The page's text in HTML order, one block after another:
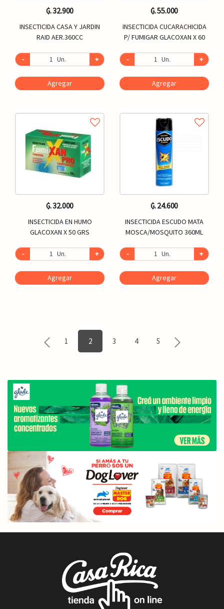
₲. 32.900
INSECTICIDA CASA Y JARDIN
RAID AER.360CC
- Un. +
Agregar
₲. 55.000
INSECTICIDA CUCARACHICIDA
P/ FUMIGAR GLACOXAN X 60
- Un. +
Agregar
₲. 32.000
INSECTICIDA EN HUMO
GLACOXAN X 50 GRS
- Un. +
Agregar
₲. 24.600
INSECTICIDA ESCUDO MATA
MOSCA/MOSQUITO 360ML
- Un. +
Agregar
1 2 3 4 5